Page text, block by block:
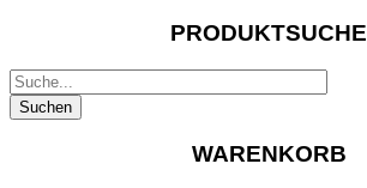
PRODUKTSUCHE
WARENKORB